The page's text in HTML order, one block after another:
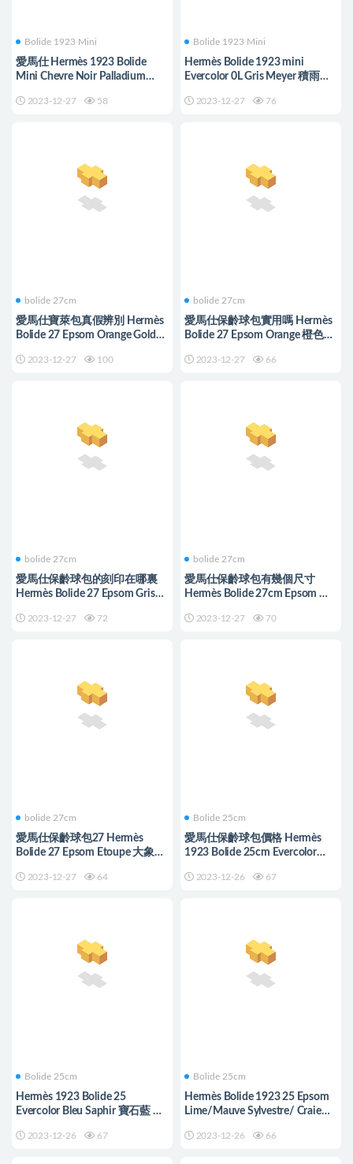
Bolide 1923 Mini
愛馬仕 Hermès 1923 Bolide
Mini Chevre Noir Palladium
2023-12-27 58
Bolide 1923 Mini
Hermès Bolide 1923 mini
Evercolor 0L Gris Meyer 積雨雲
2023-12-27 76
bolide 27cm
愛馬仕寶萊包真假辨別 Hermès
Bolide 27 Epsom Orange Golden
2023-12-27 100
bolide 27cm
愛馬仕保齡球包實用嗎 Hermès
Bolide 27 Epsom Orange 橙色
2023-12-27 66
bolide 27cm
愛馬仕保齡球包的刻印在哪裏
Hermès Bolide 27 Epsom Gris
2023-12-27 72
bolide 27cm
愛馬仕保齡球包有幾個尺寸
Hermès Bolide 27cm Epsom M8
2023-12-27 70
bolide 27cm
愛馬仕保齡球包27 Hermès
Bolide 27 Epsom Etoupe 大象灰
2023-12-27 64
Bolide 25cm
愛馬仕保齡球包價格 Hermès
1923 Bolide 25cm Evercolor
2023-12-26 67
Bolide 25cm
Hermès 1923 Bolide 25
Evercolor Bleu Saphir 寶石藍 內
2023-12-26 67
Bolide 25cm
Hermès Bolide 1923 25 Epsom
Lime/Mauve Sylvestre/ Craie
2023-12-26 66